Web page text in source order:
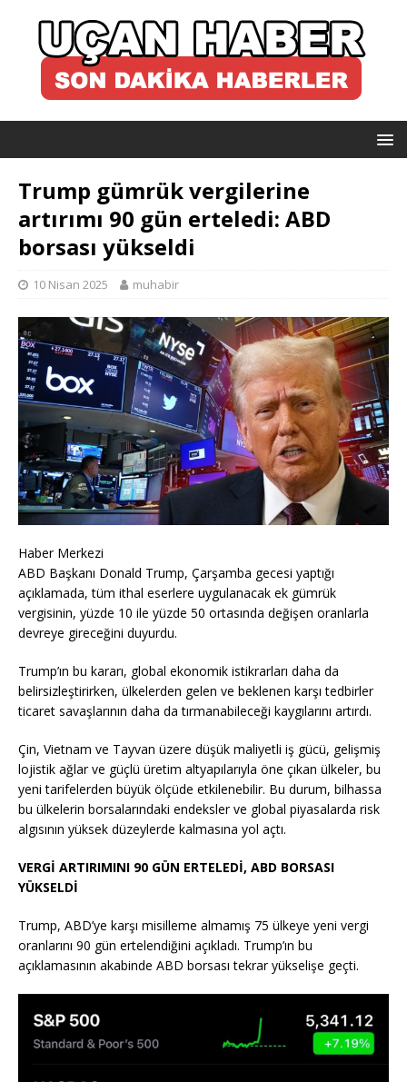
Trump gümrük vergilerine
artırımı 90 gün erteledi: ABD
borsası yükseldi
10 Nisan 2025 muhabir
Haber Merkezi
ABD Başkanı Donald Trump, Çarşamba gecesi yaptığı
açıklamada, tüm ithal eserlere uygulanacak ek gümrük
vergisinin, yüzde 10 ile yüzde 50 ortasında değişen oranlarla
devreye gireceğini duyurdu.
Trump’ın bu kararı, global ekonomik istikrarları daha da
belirsizleştirirken, ülkelerden gelen ve beklenen karşı tedbirler
ticaret savaşlarının daha da tırmanabileceği kaygılarını artırdı.
Çin, Vietnam ve Tayvan üzere düşük maliyetli iş gücü, gelişmiş
lojistik ağlar ve güçlü üretim altyapılarıyla öne çıkan ülkeler, bu
yeni tarifelerden büyük ölçüde etkilenebilir. Bu durum, bilhassa
bu ülkelerin borsalarındaki endeksler ve global piyasalarda risk
algısının yüksek düzeylerde kalmasına yol açtı.
VERGİ ARTIRIMINI 90 GÜN ERTELEDİ, ABD BORSASI
YÜKSELDİ
Trump, ABD’ye karşı misilleme almamış 75 ülkeye yeni vergi
oranlarını 90 gün ertelendiğini açıkladı. Trump’ın bu
açıklamasının akabinde ABD borsası tekrar yükselişe geçti.